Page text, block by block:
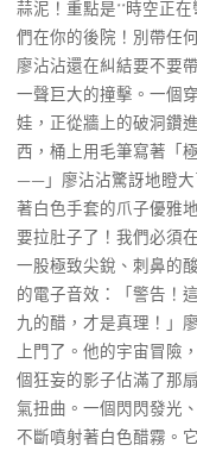
蒜泥！重點是**時空正
們在你的後院！別帶任
廖沾沾還在糾結要不要
一聲巨大的撞擊。一個
娃，正從牆上的破洞鑽
西，桶上用毛筆寫著「
——」廖沾沾驚訝地瞪大
著白色手套的爪子優雅
要拉肚子了！我們必須
一股極致尖銳、刺鼻的
的電子音效：「警告！
九的醋，才是真理！」
上門了。他的宇宙冒險
個狂妄的影子佔滿了那
氣扭曲。一個閃閃發光
不斷噴射著白色醋霧。